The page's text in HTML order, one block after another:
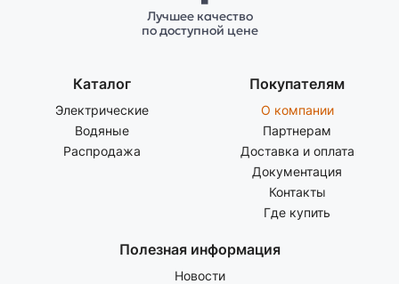
Лучшее качество
по доступной цене
Каталог
Электрические
Водяные
Распродажа
Покупателям
О компании
Партнерам
Доставка и оплата
Документация
Контакты
Где купить
Полезная информация
Новости